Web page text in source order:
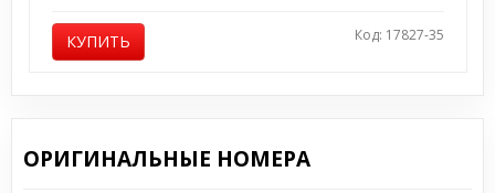
КУПИТЬ Код: 17827-35
ОРИГИНАЛЬНЫЕ НОМЕРА